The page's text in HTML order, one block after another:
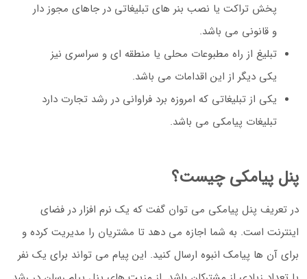
پخش تراکت یا نصب بنر های تبلیغاتی در جاهای مجوز دار
و قانونی می باشد.
تبلیغ از راه مطبوعات محلی یا منطقه ای و سراسری نیز
یکی دیگر از این اقدامات می باشد.
یکی از تبلیغاتی که امروزه برد فراوانی در رشد تجارت دارد
تبلیغات پیامکی می باشد.
پنل پیامکی چیست؟
در تعریف پنل پیامکی می توان گفت که یک نرم افزار در فضای
اینترنت است. به شما اجازه می دهد تا مشتریان را مدیریت کرده و
برای آن ها پیامک انبوه ارسال کنید. این پیام می تواند برای یک نفر